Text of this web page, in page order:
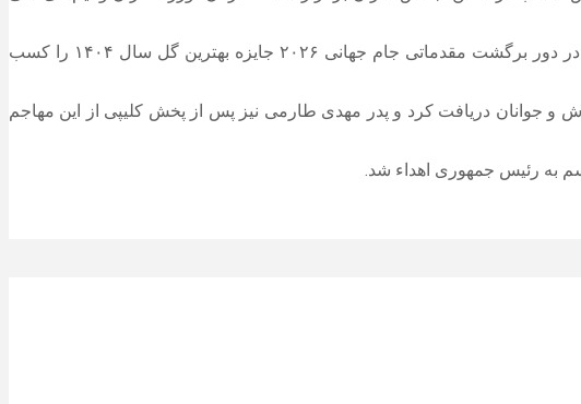
تیم ملی فوتبال ایران جایزه مردمی، تیم ملی فوتسال جایزه بهترین تیم سال و گل مهدی طارمی در دیدار ایران و ازبکستان در دور برگشت مقدماتی جام جهانی ۲۰۲۶ جایزه بهترین گل سال ۱۴۰۴ را کسب
و جوانان دریافت کرد و پدر مهدی طارمی نیز پس از پخش کلیپی از این مهاجم